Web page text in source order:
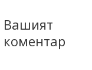
Вашият
коментар